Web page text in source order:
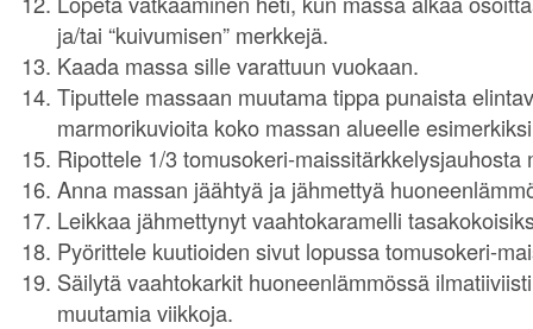
ja/tai “kuivumisen” merkkejä.
Kaada massa sille varattuun vuokaan.
Tiputtele massaan muutama tippa punaista
marmorikuvioita koko massan alueelle
Ripottele 1/3 tomusokeri-maissitärkkelysjauhosta
Anna massan jäähtyä ja jähmettyä
Leikkaa jähmettynyt vaahtokaramelli
Pyörittele kuutioiden sivut lopussa tomusokeri-
Säilytä vaahtokarkit huoneenlämmössä
muutamia viikkoja.